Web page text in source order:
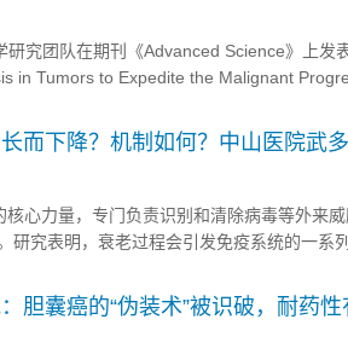
研究团队在期刊《Advanced Science》上发
in Tumors to Expedite the Malignant
而下降？机制如何？中山医院武
心力量，专门负责识别和清除病毒等外来
研究表明，衰老过程会引发免疫系统的一系
日，复旦大学附属中山医院研究团队在
胆囊癌的“伪装术”被识破，耐药性